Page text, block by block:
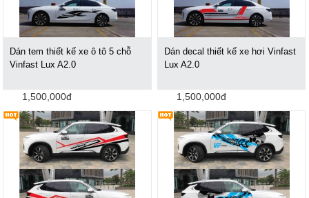
Dán tem thiết kế xe ô tô 5 chỗ
Vinfast Lux A2.0
1,500,000đ
Dán decal thiết kế xe hơi Vinfast
Lux A2.0
1,500,000đ